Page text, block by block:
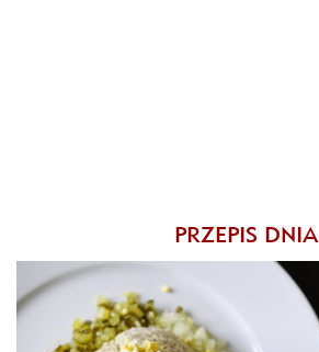
PRZEPIS DNIA